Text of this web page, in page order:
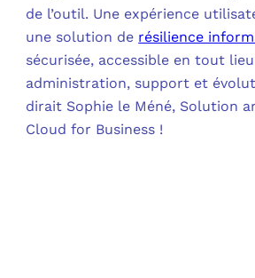
de l’outil. Une expérience
une solution de résilience
sécurisée, accessible en tout
administration, support et
dirait Sophie le Méné, Solution
Cloud for Business !